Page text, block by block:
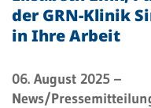
GRN
Der Verbund
Medizinische
Fachzentren
der GRN-Klinik
in Ihre Arbeit
06. August 2025 –
News/